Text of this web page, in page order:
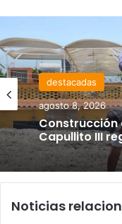
destacadas
agosto 8, 2026
Construcción
Capullito III
Noticias